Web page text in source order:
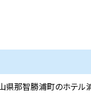
県那智勝浦町のホテル